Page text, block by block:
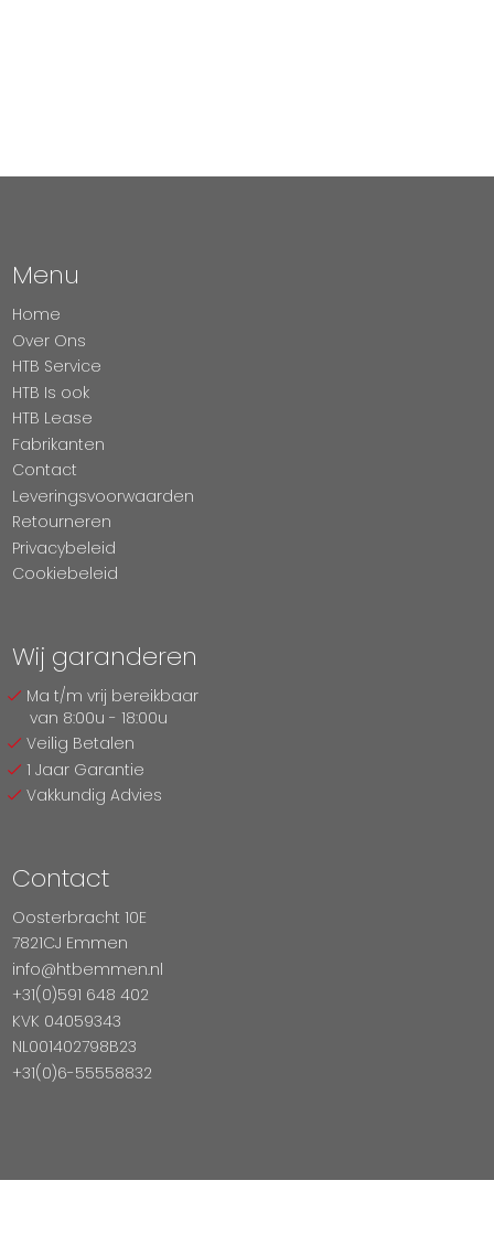
Menu
Home
Over Ons
HTB Service
HTB Is ook
HTB Lease
Fabrikanten
Contact
Leveringsvoorwaarden
Retourneren
Privacybeleid
Cookiebeleid
Wij garanderen
Ma t/m vrij bereikbaar
van 8:00u - 18:00u
Veilig Betalen
1 Jaar Garantie
Vakkundig Advies
Contact
Oosterbracht 10E
7821CJ Emmen
info@htbemmen.nl
+31(0)591 648 402
KVK 04059343
NL001402798B23
+31(0)6-55558832